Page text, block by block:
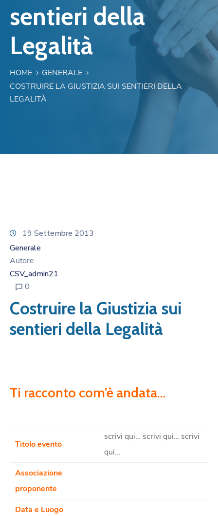
sentieri della
Legalità
HOME
GENERALE
COSTRUIRE LA GIUSTIZIA SUI SENTIERI DELLA
LEGALITÀ
19 Settembre 2013
Generale
Autore
CSV_admin21
0
Costruire la Giustizia sui
sentieri della Legalità
Ti racconto com’è andata…
Titolo evento
scrivi qui… scrivi qui… scrivi
qui…
Associazione
proponente
Data e Luogo